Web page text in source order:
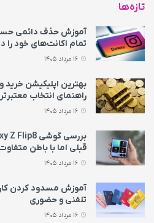
تازه‌ها
آموزش حذف دائمی
تمام اکانت‌های خود را
بهترین اپلیکیشن
راهنمای انتخاب
قبلی اما با باطن
آموزش مسدود کردن
تلفنی و حضوری